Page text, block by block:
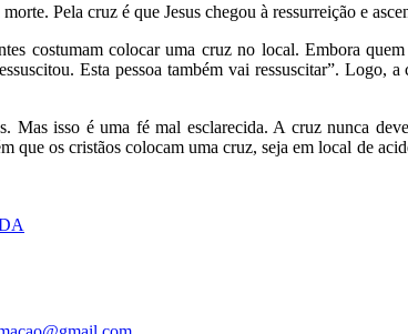
Pela cruz é que Jesus chegou à ressurreição e
costumam colocar uma cruz no local. Embora
Esta pessoa também vai ressuscitar”.
Mas isso é uma fé mal esclarecida. A cruz nunca
que os cristãos colocam uma cruz, seja em local de